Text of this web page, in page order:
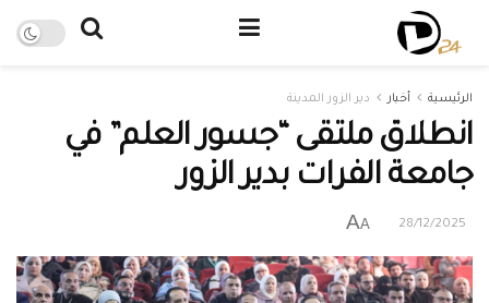
الرئيسية أخبار دير الزور المدينة
انطلاق ملتقى “جسور العلم” في
جامعة الفرات بدير الزور
28/12/2025
A
A